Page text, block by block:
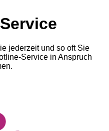
jederzeit und so oft Sie
Service in Anspruch